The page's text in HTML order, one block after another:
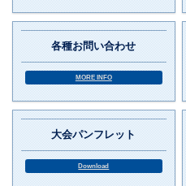
各種お問い合わせ
MORE INFO
大会パンフレット
Download